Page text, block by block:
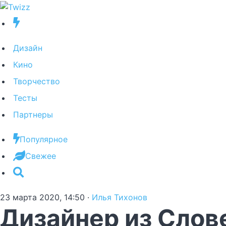
Дизайн
Кино
Творчество
Тесты
Партнеры
Популярное
Свежее
23 марта 2020, 14:50 · Илья Тихонов
Дизайнер из